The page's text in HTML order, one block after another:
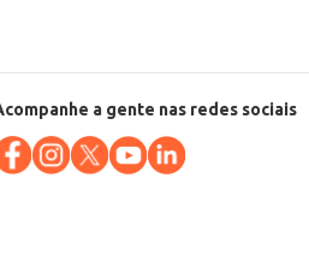
a gente nas redes sociais